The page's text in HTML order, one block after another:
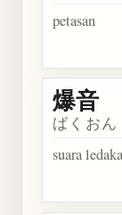
petasan
爆音
ばくおん
suara